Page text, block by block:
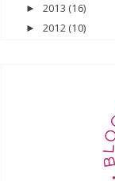
► 2013 (16)
► 2012 (10)